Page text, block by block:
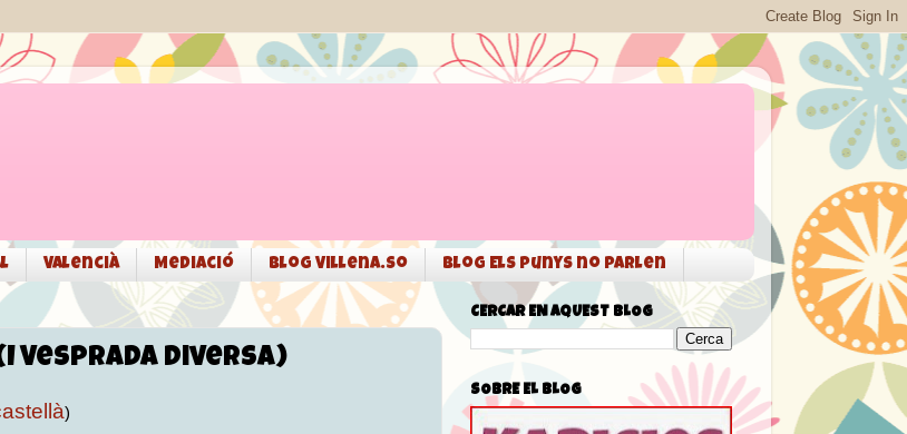
Valencià Mediació Blog Villena.so Blog Els punys no parlen
Diversa)
)
CERCAR EN AQUEST BLOG
SOBRE EL BLOG